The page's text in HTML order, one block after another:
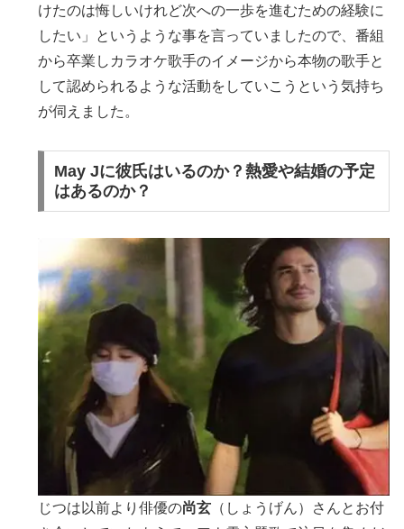
けたのは悔しいけれど次への一歩を進むための経験に
したい」というような事を言っていましたので、番組
から卒業しカラオケ歌手のイメージから本物の歌手と
して認められるような活動をしていこうという気持ち
が伺えました。
May Jに彼氏はいるのか？熱愛や結婚の予定
はあるのか？
じつは以前より俳優の尚玄 （しょうげん）さんとお付